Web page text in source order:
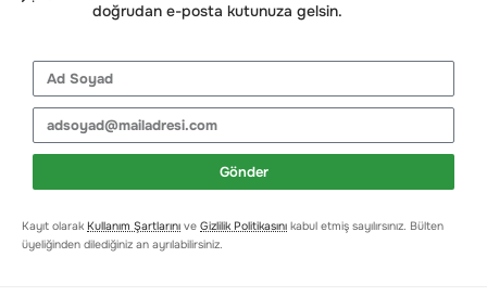
doğrudan e-posta kutunuza gelsin.
Gönder
Kayıt olarak Kullanım Şartlarını ve Gizlilik Politikasını kabul etmiş sayılırsınız. Bülten
üyeliğinden dilediğiniz an ayrılabilirsiniz.